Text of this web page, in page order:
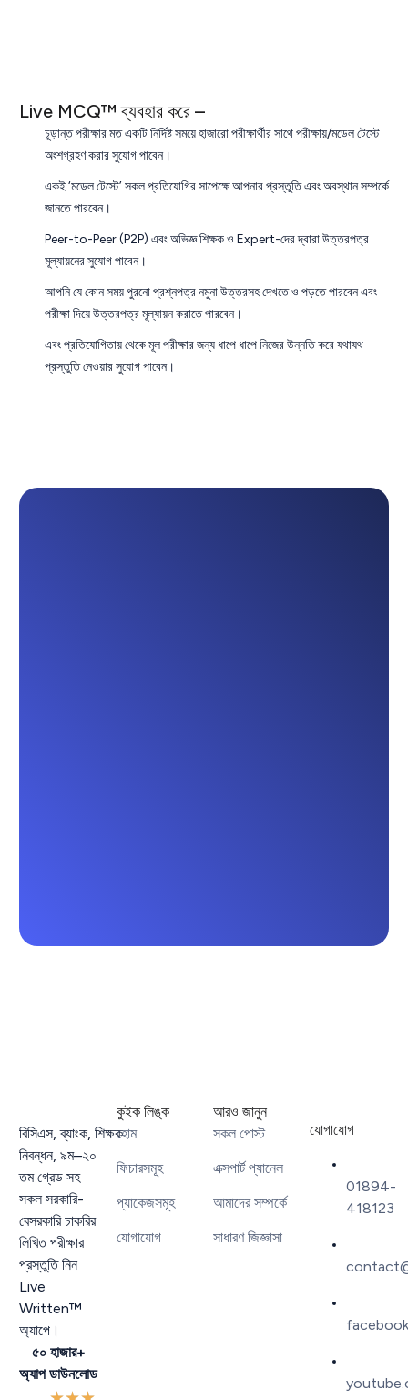
Live MCQ™ ব্যবহার করে –
চূড়ান্ত পরীক্ষার মত একটি নির্দিষ্ট সময়ে হাজারো পরীক্ষার্থীর সাথে পরীক্ষায়/মডেল টেস্টে
অংশগ্রহণ করার সুযোগ পাবেন।
একই ‘মডেল টেস্টে’ সকল প্রতিযোগির সাপেক্ষে আপনার প্রস্তুতি এবং অবস্থান সম্পর্কে
জানতে পারবেন।
Peer-to-Peer (P2P) এবং অভিজ্ঞ শিক্ষক ও Expert-দের দ্বারা উত্তরপত্র
মূল্যায়নের সুযোগ পাবেন।
আপনি যে কোন সময় পুরনো প্রশ্নপত্র নমুনা উত্তরসহ দেখতে ও পড়তে পারবেন এবং
পরীক্ষা দিয়ে উত্তরপত্র মূল্যায়ন করাতে পারবেন।
এবং প্রতিযোগিতায় থেকে মূল পরীক্ষার জন্য ধাপে ধাপে নিজের উন্নতি করে যথাযথ
প্রস্তুতি নেওয়ার সুযোগ পাবেন।
বিসিএস,ব্যাংক ,শিক্ষক
নিবন্ধন,৯ম–২০
তম গ্রেড সহ
সকল সরকারি-
বেসরকারি চাকরির
লিখিত পরীক্ষার
প্রস্তুতি নিন
Live
Written™
অ্যাপে।
৫০ হাজার+
অ্যাপ ডাউনলোড
কুইক লিঙ্ক
হোম
ফিচারসমূহ
প্যাকেজসমূহ
যোগাযোগ
আরও জানুন
সকল পোস্ট
এক্সপার্ট প্যানেল
আমাদের সম্পর্কে
সাধারণ জিজ্ঞাসা
যোগাযোগ
01894-
418123